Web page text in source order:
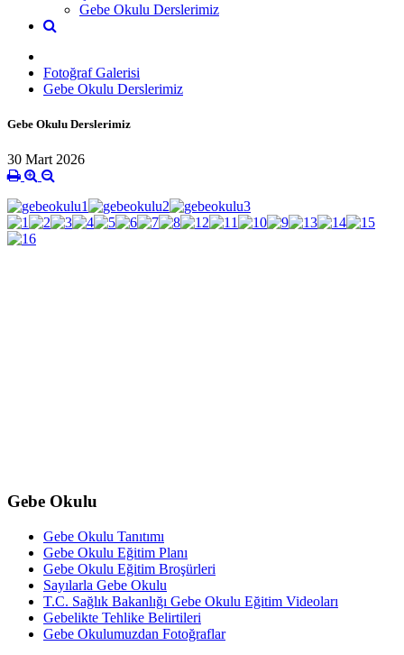
Gebe Okulu Derslerimiz
Fotoğraf Galerisi
Gebe Okulu Derslerimiz
Gebe Okulu Derslerimiz
30 Mart 2026
Gebe Okulu
Gebe Okulu Tanıtımı
Gebe Okulu Eğitim Planı
Gebe Okulu Eğitim Broşürleri
Sayılarla Gebe Okulu
T.C. Sağlık Bakanlığı Gebe Okulu Eğitim Videoları
Gebelikte Tehlike Belirtileri
Gebe Okulumuzdan Fotoğraflar